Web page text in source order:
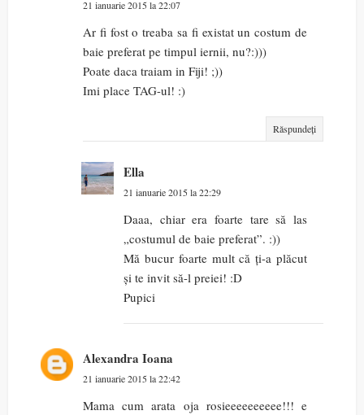
21 ianuarie 2015 la 22:07
Ar fi fost o treaba sa fi existat un costum de
baie preferat pe timpul iernii, nu?:)))
Poate daca traiam in Fiji! ;))
Imi place TAG-ul! :)
Răspundeți
Ella
21 ianuarie 2015 la 22:29
Daaa, chiar era foarte tare să las
„costumul de baie preferat”. :))
Mă bucur foarte mult că ți-a plăcut
și te invit să-l preiei! :D
Pupici
Alexandra Ioana
21 ianuarie 2015 la 22:42
Mama cum arata oja rosieeeeeeeeee!!! e